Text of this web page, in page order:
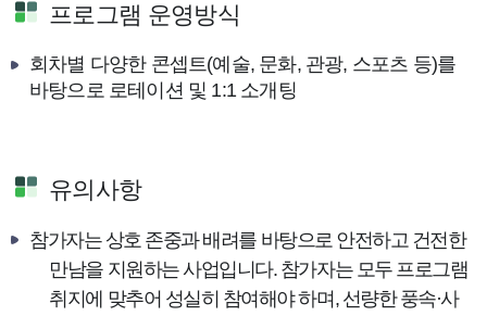
프로그램 운영방식
회차별 다양한 콘셉트(예술, 문화, 관광, 스포츠 등)를
바탕으로 로테이션 및 1:1 소개팅
유의사항
참가자는 상호 존중과 배려를 바탕으로 안전하고 건전한
만남을 지원하는 사업입니다. 참가자는 모두 프로그램
취지에 맞추어 성실히 참여해야 하며 , 선량한 풍속·사